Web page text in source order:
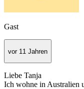
Gast
vor 11 Jahren
Liebe Tanja
Ich wohne in Australien